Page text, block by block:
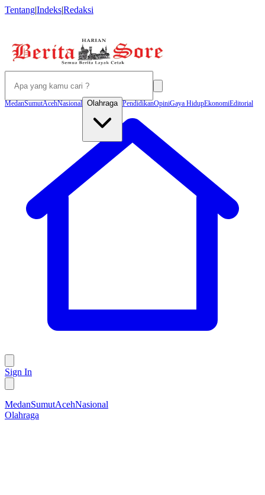
Tentang|Indeks|Redaksi
MedanSumutAcehNasional Olahraga PendidikanOpiniGaya HidupEkonomiEditorial
Sign In
MedanSumutAcehNasional
Olahraga